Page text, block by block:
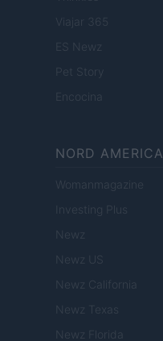
Viajar 365
ES Newz
Pet Story
Encocina
NORD AMERICA
Womanmagazine
Investing Plus
Newz
Newz US
Newz California
Newz Texas
Newz Florida